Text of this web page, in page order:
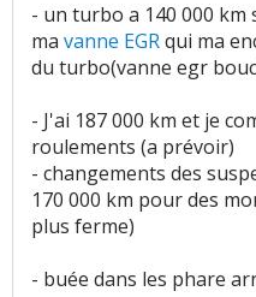
- un turbo a 140 000 km
ma vanne EGRqui ma
du turbo(vanne egr
- J'ai 187 000 km et je
roulements (a prévoir)
- changements des
170 000 km pour des
plus ferme)
- buée dans les phare